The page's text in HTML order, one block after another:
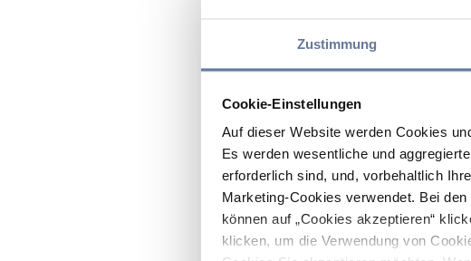
Zustimmung
Cookie-Einstellungen
Auf dieser Website werden Cookies
Es werden wesentliche und
erforderlich sind, und, vorbehaltlich
Marketing-Cookies verwendet. Bei
können auf „Cookies akzeptieren“
klicken, um die Verwendung von